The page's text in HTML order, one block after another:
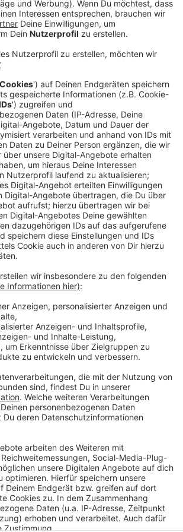
Und davon ist auch der
Bonn deutlich betroffen.
Donnerstag, 16.04.2026 07:47
Starts am Flughafen
planmäßig, verspätet oder
34 Eurowings-Flieger in
bei manchen klappt das auch, zum
bei dem Flug nach Lissabon.
wie der Flug nach Edinburgh,
Verbindungen nach Berlin, nach
von und nach München. Wer also
Köln/Bonn abheben will, sollte den
im Auge behalten und sich
seinem Reiseanbieter in